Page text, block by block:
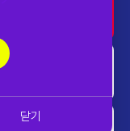
닫기